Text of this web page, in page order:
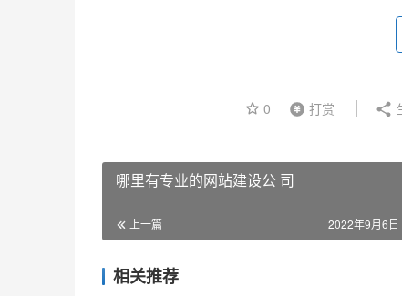
0 打赏
哪里有专业的网站建设公 司
上一篇 2022年9月6
相关推荐